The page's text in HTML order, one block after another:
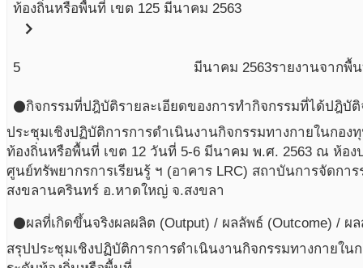
ท้องถิ่นหรือพื้นที่ เขต 125 มีนาคม 2563
chevron_right
5 มีนาคม 2563รายงานจากพื้น
circleกิจกรรมที่ปฎิบัติรายละเอียดของการทำกิจกรรมที่ได้ปฎิบัติ
ประชุมเชิงปฏิบัติการการดำเนินงานกิจกรรมทางกายในกอ
ท้องถิ่นหรือพื้นที่ เขต 12 วันที่ 5-6 มีนาคม พ.ศ. 2563 ณ ห้อง
ศูนย์ทรัพยากรการเรียนรู้ ฯ (อาคาร LRC) สถาบันการจัดกา
สงขลานครินทร์ อ.หาดใหญ่ จ.สงขลา
circleผลที่เกิดขึ้นจริงผลผลิต (Output) / ผลลัพธ์ (Outcome) /
สรุปประชุมเชิงปฏิบัติการการดำเนินงานกิจกรรมทางกายใ